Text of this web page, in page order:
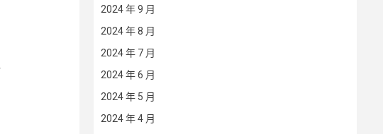
2024 年 9 月
2024 年 8 月
2024 年 7 月
2024 年 6 月
2024 年 5 月
2024 年 4 月